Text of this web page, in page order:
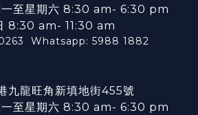
一至星期六 8:30 am- 6:30 pm
8:30 am- 11:30 am
Whatsapp: 5988 1882
九龍旺角新填地街455號
一至星期六 8:30 am- 6:30 pm